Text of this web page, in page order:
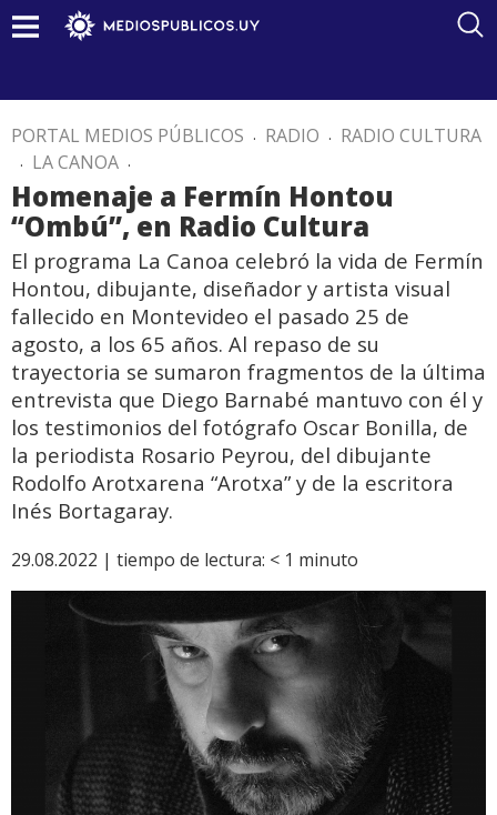
PORTAL MEDIOS PÚBLICOS . RADIO . RADIO CULTURA
. LA CANOA .
Homenaje a Fermín Hontou
“Ombú”, en Radio Cultura
El programa La Canoa celebró la vida de Fermín
Hontou, dibujante, diseñador y artista visual
fallecido en Montevideo el pasado 25 de
agosto, a los 65 años. Al repaso de su
trayectoria se sumaron fragmentos de la última
entrevista que Diego Barnabé mantuvo con él y
los testimonios del fotógrafo Oscar Bonilla, de
la periodista Rosario Peyrou, del dibujante
Rodolfo Arotxarena “Arotxa” y de la escritora
Inés Bortagaray.
29.08.2022 | tiempo de lectura: < 1 minuto